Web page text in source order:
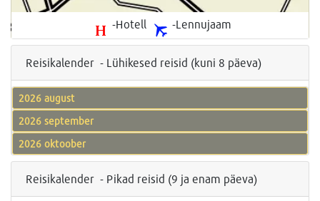
-Hotell -Lennujaam
Reisikalender - Lühikesed reisid (kuni 8 päeva)
2026 august
2026 september
2026 oktoober
Reisikalender - Pikad reisid (9 ja enam päeva)